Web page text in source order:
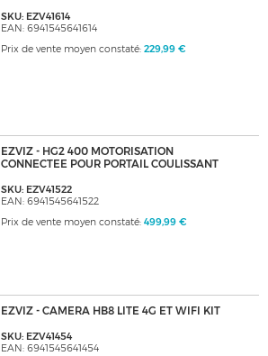
SKU: EZV41614
EAN: 6941545641614
Prix de vente moyen constaté: 229,99 €
EZVIZ - HG2 400 MOTORISATION
CONNECTEE POUR PORTAIL COULISSANT
SKU: EZV41522
EAN: 6941545641522
Prix de vente moyen constaté: 499,99 €
EZVIZ - CAMERA HB8 LITE 4G ET WIFI KIT
SKU: EZV41454
EAN: 6941545641454